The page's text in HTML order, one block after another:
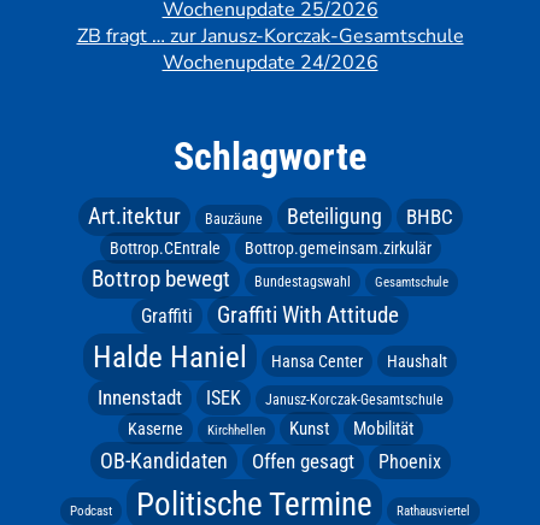
Wochenupdate 25/2026
ZB fragt … zur Janusz-Korczak-Gesamtschule
Wochenupdate 24/2026
Schlagworte
Art.itektur Bauzäune Beteiligung BHBC
Bottrop.CEntrale Bottrop.gemeinsam.zirkulär
Bottrop bewegt Bundestagswahl Gesamtschule
Graffiti Graffiti With Attitude
Halde Haniel Hansa Center Haushalt
Innenstadt ISEK Janusz-Korczak-Gesamtschule
Kaserne Kirchhellen Kunst Mobilität
OB-Kandidaten Offen gesagt Phoenix
Podcast Politische Termine Rathausviertel